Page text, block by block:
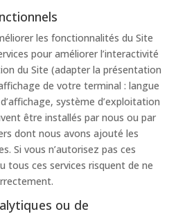
les fonctionnalités du Site
pour améliorer l’interactivité
du Site (adapter la présentation
de votre terminal : langue
système d’exploitation
être installés par nous ou par
dont nous avons ajouté les
Si vous n’autorisez pas ces
tous ces services risquent de ne
ou de